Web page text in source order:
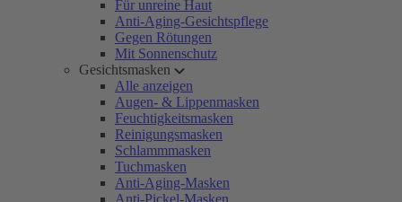
Für unreine Haut
Anti-Aging-Gesichtspflege
Gegen Rötungen
Mit Sonnenschutz
Gesichtsmasken
Alle anzeigen
Augen- & Lippenmasken
Feuchtigkeitsmasken
Reinigungsmasken
Schlammmasken
Tuchmasken
Anti-Aging-Masken
Anti-Pickel-Masken